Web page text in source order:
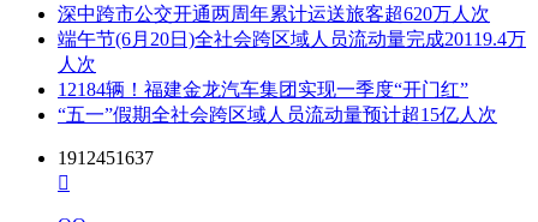
深中跨市公交开通两周年累计运送旅客超620万人次
端午节(6月20日)全社会跨区域人员流动量完成20119.4万
人次
12184辆！福建金龙汽车集团实现一季度“开门红”
“五一”假期全社会跨区域人员流动量预计超15亿人次
1912451637
